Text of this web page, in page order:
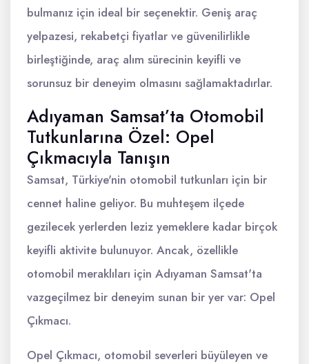
bulmanız için ideal bir seçenektir. Geniş araç
yelpazesi, rekabetçi fiyatlar ve güvenilirlikle
birleştiğinde, araç alım sürecinin keyifli ve
sorunsuz bir deneyim olmasını sağlamaktadırlar.
Adıyaman Samsat’ta Otomobil
Tutkunlarına Özel: Opel
Çıkmacıyla Tanışın
Samsat, Türkiye'nin otomobil tutkunları için bir
cennet haline geliyor. Bu muhteşem ilçede
gezilecek yerlerden leziz yemeklere kadar birçok
keyifli aktivite bulunuyor. Ancak, özellikle
otomobil meraklıları için Adıyaman Samsat'ta
vazgeçilmez bir deneyim sunan bir yer var: Opel
Çıkmacı.
Opel Çıkmacı, otomobil severleri büyüleyen ve